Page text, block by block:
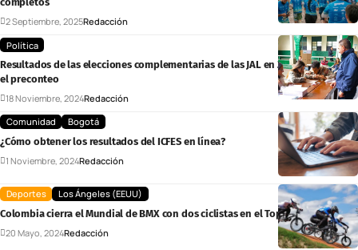
2 Septiembre, 2025Redacción
Política
Resultados de las elecciones complementarias de las JAL en Zipaquirá, según
el preconteo
18 Noviembre, 2024Redacción
Comunidad
Bogotá
¿Cómo obtener los resultados del ICFES en línea?
1 Noviembre, 2024Redacción
Deportes
Los Ángeles (EEUU)
Colombia cierra el Mundial de BMX con dos ciclistas en el Top 5
20 Mayo, 2024Redacción